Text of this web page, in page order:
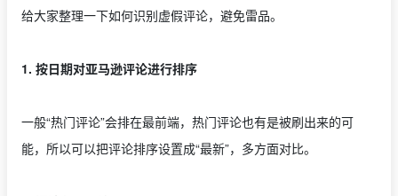
给大家整理一下如何识别虚假评论，避免雷品。
1. 按日期对亚马逊评论进行排序
一般“热门评论”会排在最前端，热门评论也有是被刷出来的可
能，所以可以把评论排序设置成“最新”，多方面对比。